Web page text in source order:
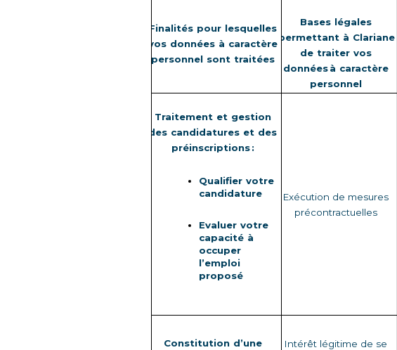
Finalités pour lesquelles
vos données à caractère
personnel sont traitées
Bases légales
permettant à Clariane
de traiter vos
données à caractère
personnel
Traitement et gestion
des candidatures et des
préinscriptions :
Qualifier votre
candidature
Evaluer votre
capacité à
occuper
l’emploi
proposé
Exécution de mesures
précontractuelles
Constitution d’une
Intérêt légitime de se